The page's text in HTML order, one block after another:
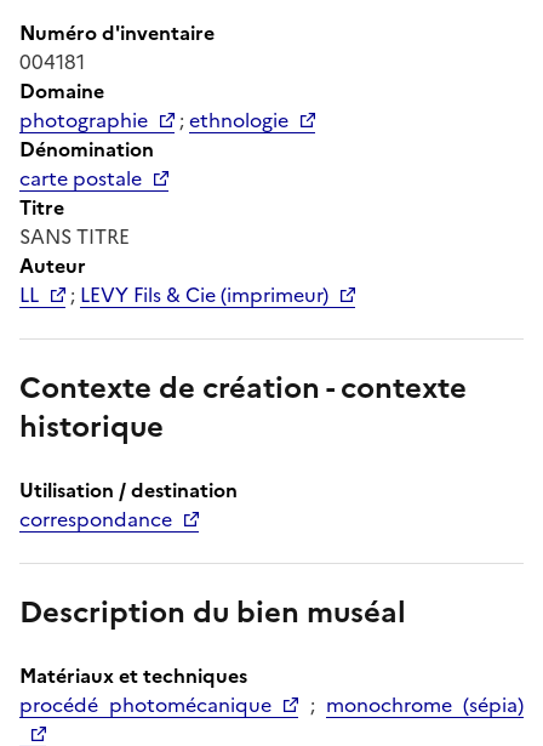
Numéro d'inventaire
004181
Domaine
photographie
;ethnologie
Dénomination
carte postale
Titre
SANS TITRE
Auteur
LL
; LEVY Fils & Cie (imprimeur)
Contexte de création - contexte
historique
Utilisation / destination
correspondance
Description du bien muséal
Matériaux et techniques
procédé photomécanique
; monochrome (sépia)